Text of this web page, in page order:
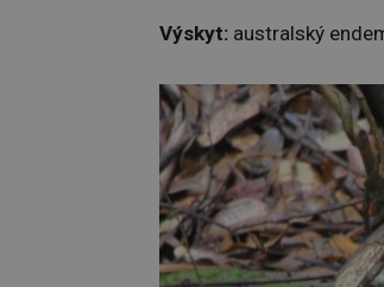
Výskyt: australský